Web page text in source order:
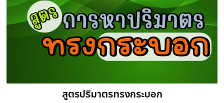
สูตรปริมาตรทรงกระบอก